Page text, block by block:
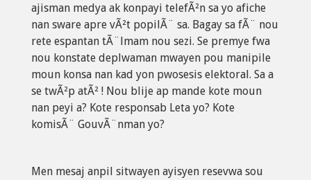
ajisman medya ak konpayi telefÃ²n sa yo afiche
nan sware apre vÃ²t popilÃ¨ sa. Bagay sa fÃ¨ nou
rete espantan tÃ¨lmam nou sezi. Se premye fwa
nou konstate deplwaman mwayen pou manipile
moun konsa nan kad yon pwosesis elektoral. Sa a
se twÃ²p atÃ² ! Nou blije ap mande kote moun
nan peyi a? Kote responsab Leta yo? Kote
komisÃ¨ GouvÃ¨nman yo?
Men mesaj anpil sitwayen ayisyen resevwa sou